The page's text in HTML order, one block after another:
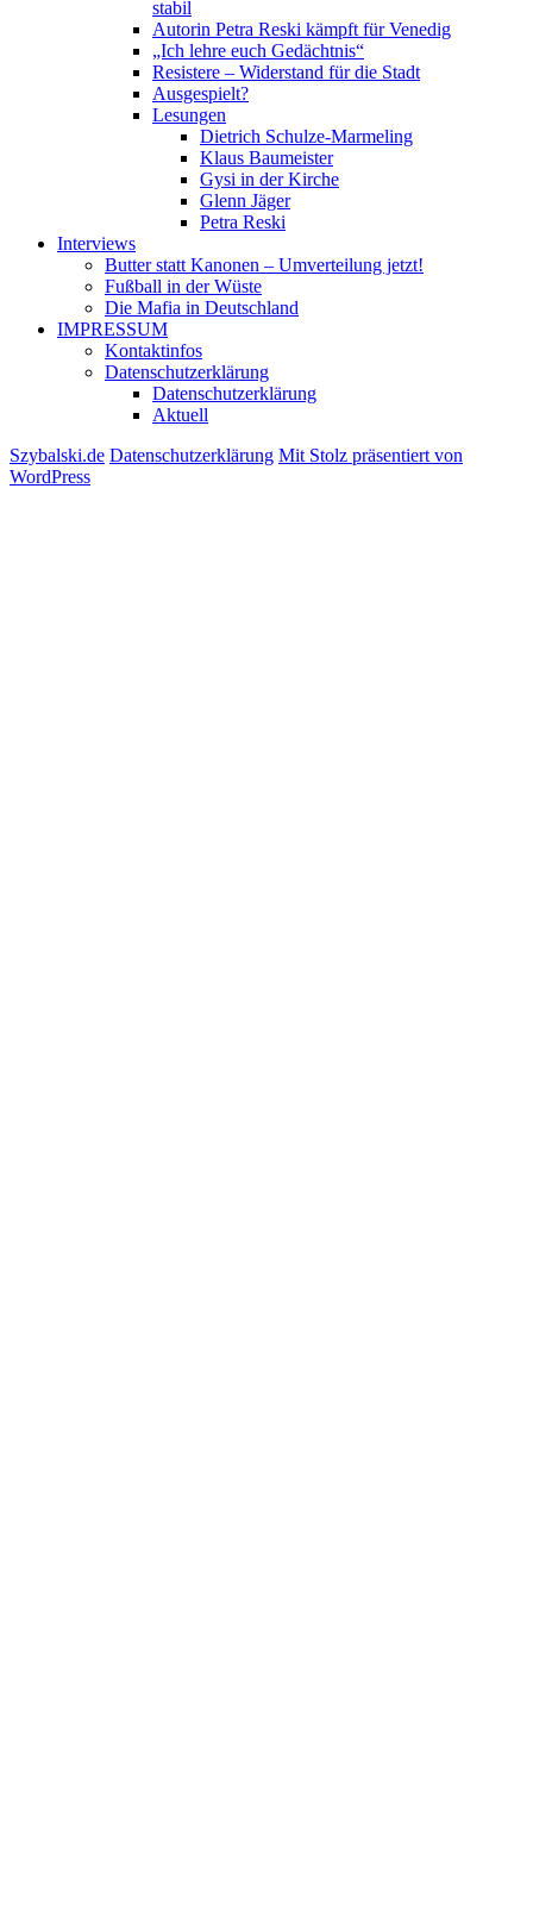
stabil
Autorin Petra Reski kämpft für Venedig
„Ich lehre euch Gedächtnis“
Resistere – Widerstand für die Stadt
Ausgespielt?
Lesungen
Dietrich Schulze-Marmeling
Klaus Baumeister
Gysi in der Kirche
Glenn Jäger
Petra Reski
Interviews
Butter statt Kanonen – Umverteilung jetzt!
Fußball in der Wüste
Die Mafia in Deutschland
IMPRESSUM
Kontaktinfos
Datenschutzerklärung
Datenschutzerklärung
Aktuell
Szybalski.de Datenschutzerklärung Mit Stolz präsentiert von
WordPress